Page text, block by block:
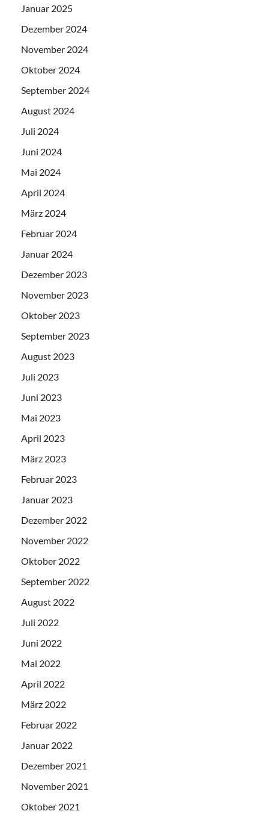
Januar 2025
Dezember 2024
November 2024
Oktober 2024
September 2024
August 2024
Juli 2024
Juni 2024
Mai 2024
April 2024
März 2024
Februar 2024
Januar 2024
Dezember 2023
November 2023
Oktober 2023
September 2023
August 2023
Juli 2023
Juni 2023
Mai 2023
April 2023
März 2023
Februar 2023
Januar 2023
Dezember 2022
November 2022
Oktober 2022
September 2022
August 2022
Juli 2022
Juni 2022
Mai 2022
April 2022
März 2022
Februar 2022
Januar 2022
Dezember 2021
November 2021
Oktober 2021